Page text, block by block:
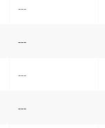
---
---
---
---